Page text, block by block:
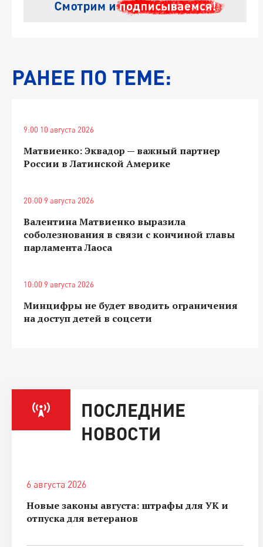
РАНЕЕ ПО ТЕМЕ:
9:00 10 августа 2026
Матвиенко: Эквадор — важный партнер
России в Латинской Америке
20:00 9 августа 2026
Валентина Матвиенко выразила
соболезнования в связи с кончиной главы
парламента Лаоса
10:00 9 августа 2026
Минцифры не будет вводить ограничения
на доступ детей в соцсети
ПОСЛЕДНИЕ
НОВОСТИ
6 августа 2026
Новые законы августа: штрафы для УК и
отпуска для ветеранов